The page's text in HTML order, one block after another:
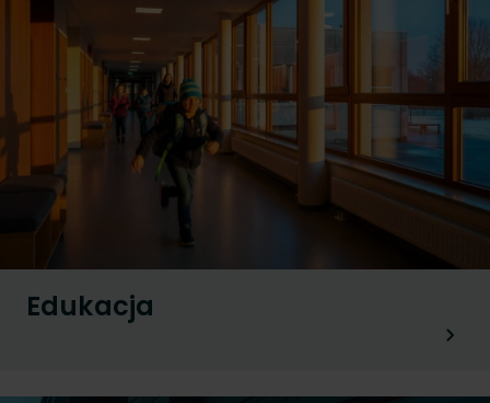
Edukacja